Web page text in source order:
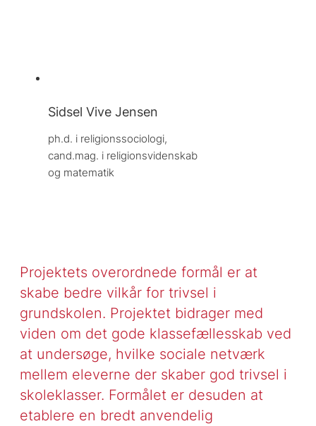
Sidsel Vive Jensen
ph.d. i religionssociologi,
cand.mag. i religionsvidenskab
og matematik
Projektets overordnede formål er at
skabe bedre vilkår for trivsel i
grundskolen. Projektet bidrager med
viden om det gode klassefællesskab ved
at undersøge, hvilke sociale netværk
mellem eleverne der skaber god trivsel i
skoleklasser. Formålet er desuden at
etablere en bredt anvendelig